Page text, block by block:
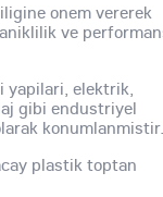
onem vererek
ve
yapilari, elektrik,
gibi endustriyel
konumlanmistir.
plastik toptan